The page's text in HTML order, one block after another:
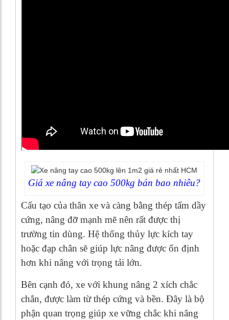
Giá xe nâng tay cao 500kg bán bao nhiêu?
Cấu tạo của thân xe và càng bằng thép tấm dầy
cứng, nâng đỡ mạnh mẽ nên rất được thị
trường tin dùng. Hệ thống thủy lực kích tay
hoặc đạp chân sẽ giúp lực nâng được ổn định
hơn khi nâng với trọng tải lớn.
Bên cạnh đó, xe với khung nâng 2 xích chắc
chắn, được làm từ thép cứng và bền. Đây là bộ
phận quan trọng giúp xe vững chắc khi nâng